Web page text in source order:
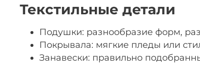
Текстильные детали
Подушки: разнообразие форм,
Покрывала: мягкие пледы или
Занавески: правильно